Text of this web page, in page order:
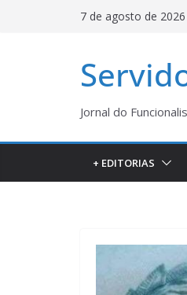
7 de agosto de 2026
Jornal do
+ EDITORIAS